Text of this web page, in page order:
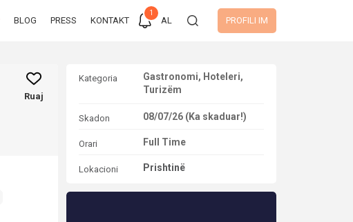
BLOG PRESS KONTAKT
1
AL PROFILI IM
Ruaj
Kategoria
Gastronomi, Hoteleri,
Turizëm
Skadon 08/07/26 (Ka skaduar!)
Orari Full Time
Lokacioni Prishtinë